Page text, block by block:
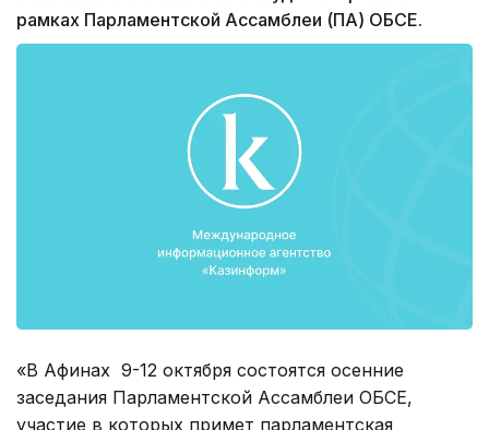
рамках Парламентской Ассамблеи (ПА) ОБСЕ.
«В Афинах 9-12 октября состоятся осенние
заседания Парламентской Ассамблеи ОБСЕ,
участие в которых примет парламентская